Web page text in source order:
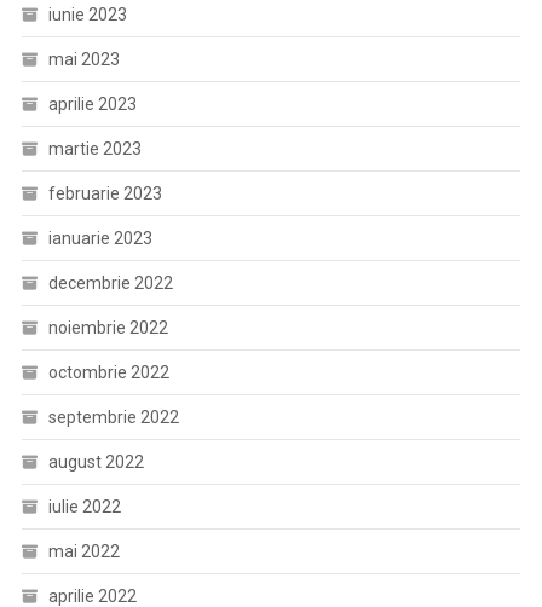
iunie 2023
mai 2023
aprilie 2023
martie 2023
februarie 2023
ianuarie 2023
decembrie 2022
noiembrie 2022
octombrie 2022
septembrie 2022
august 2022
iulie 2022
mai 2022
aprilie 2022